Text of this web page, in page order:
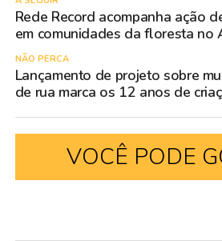
Rede Record acompanha ação
em comunidades da floresta no
NÃO PERCA
Lançamento de projeto sobre
de rua marca os 12 anos de
VOCÊ PODE